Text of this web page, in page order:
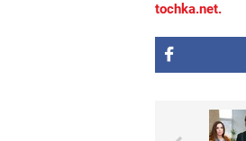
tochka.net.